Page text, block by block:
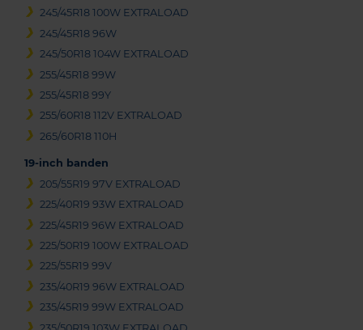
245/45R18 100W EXTRALOAD
245/45R18 96W
245/50R18 104W EXTRALOAD
255/45R18 99W
255/45R18 99Y
255/60R18 112V EXTRALOAD
265/60R18 110H
19-inch banden
205/55R19 97V EXTRALOAD
225/40R19 93W EXTRALOAD
225/45R19 96W EXTRALOAD
225/50R19 100W EXTRALOAD
225/55R19 99V
235/40R19 96W EXTRALOAD
235/45R19 99W EXTRALOAD